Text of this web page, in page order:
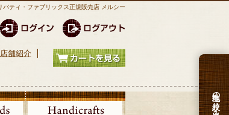
バティ・ファブリックス正規販売店 メルシー
店舗紹介
生地の絞り込み検索